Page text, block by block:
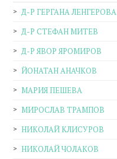
Д-Р ГЕРГАНА ЛЕНГЕРОВА
Д-Р СТЕФАН МИТЕВ
Д-Р ЯВОР ЯРОМИРОВ
ЙОНАТАН АНАЧКОВ
МАРИЯ ПЕШЕВА
МИРОСЛАВ ТРАМПОВ
НИКОЛАЙ КЛИСУРОВ
НИКОЛАЙ ЧОЛАКОВ